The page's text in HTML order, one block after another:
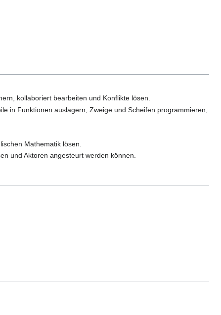
kollaboriert bearbeiten und Konflikte lösen.
in Funktionen auslagern, Zweige und Scheifen programmieren,
Mathematik lösen.
und Aktoren angesteurt werden können.